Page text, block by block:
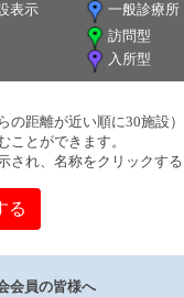
表示 一般診療所
訪問型
入所型
距離が近い順に30施設）
ことができます。
れ、名称をクリックす
る
会員の皆様へ